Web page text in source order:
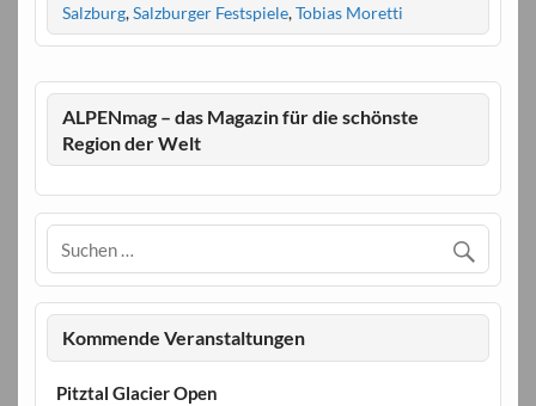
Salzburg,Salzburger Festspiele,Tobias Moretti
ALPENmag – das Magazin für die schönste
Region der Welt
Kommende Veranstaltungen
Pitztal Glacier Open